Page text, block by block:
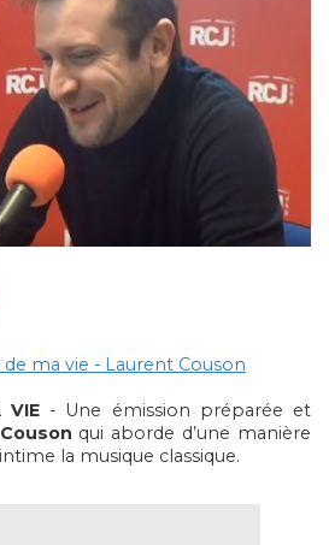
de ma vie - Laurent Couson
VIE- Une émission préparée et
qui aborde d’une manière
la musique classique.